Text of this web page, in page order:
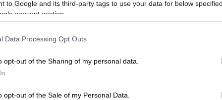
to Google and its third-party tags to use your data for below
consent section.
Data Processing Opt Outs
opt-out of the Sharing of my personal data.
opt-out of the Sale of my Personal Data.
γεννήθηκε πρόωρα την 1η Απριλίου
στη Μονάδα Εντατικής
Νοσοκομείου Θεσσαλονίκης. Η
μόλις έναν μήνα μετά τη γέννησή του,
να του χορηγείται οξυγόνο. Οι
νοσηλευτικού ιδρύματος που
εάν τηρούνταν οι οδηγίες που είχαν
βρέφος υποσιτιζόταν.